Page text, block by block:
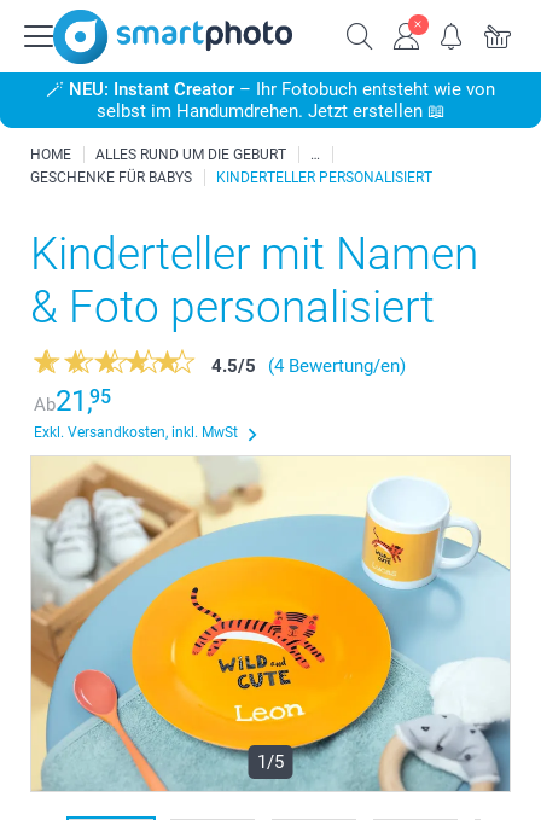
🪄 NEU: Instant Creator – Ihr Fotobuch entsteht wie von
selbst im Handumdrehen. Jetzt erstellen 📖
HOME
ALLES RUND UM DIE GEBURT
GESCHENKE FÜR BABYS
KINDERTELLER PERSONALISIERT
Kinderteller mit Namen
& Foto personalisiert
4.5/5
(4 Bewertung/en)
Ab21,95
Exkl. Versandkosten, inkl. MwSt
1/5